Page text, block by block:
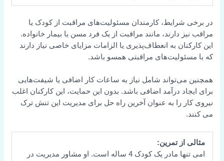
در برخی شرایط، کارمندان مسئولیت‌های مراقبت از کودک یا
مراقب نیز دارند، مانند مراقبت از یک فرد مسن یا بیمار خانواده.
این کارکنان به انعطاف‌پذیری یا الزامات مزایای خاصی نیاز دارند
که با مسئولیت‌های مراقبتی همسو باشد.
همچنین می‌تواند شامل نیاز به ساعات کار اضافی یا شیفت‌هایی
برای ایجاد درآمد اضافی باشد. بدون این حمایت، این کارکنان اغلب
نیروی کار را به عنوان آخرین راه حل برای مدیریت این تنش ترک
می کنند.
مثالی از تمرین:
امی تنها مادر یک کودک 4 ساله است. او مشاور مدیریت در